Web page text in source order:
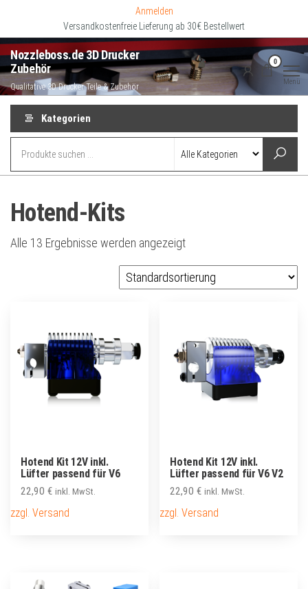
springen
Anmelden
Versandkostenfreie Lieferung ab 30€ Bestellwert
Nozzleboss.de 3D Drucker
Zubehör
Qualitative 3D Drucker Teile & Zubehör
0
Menü
Kategorien
Hotend-Kits
Alle 13 Ergebnisse werden angezeigt
Hotend Kit 12V inkl.
Lüfter passend für V6
22,90 € inkl. MwSt.
zzgl. Versand
Hotend Kit 12V inkl.
Lüfter passend für V6 V2
22,90€ inkl. MwSt.
zzgl. Versand